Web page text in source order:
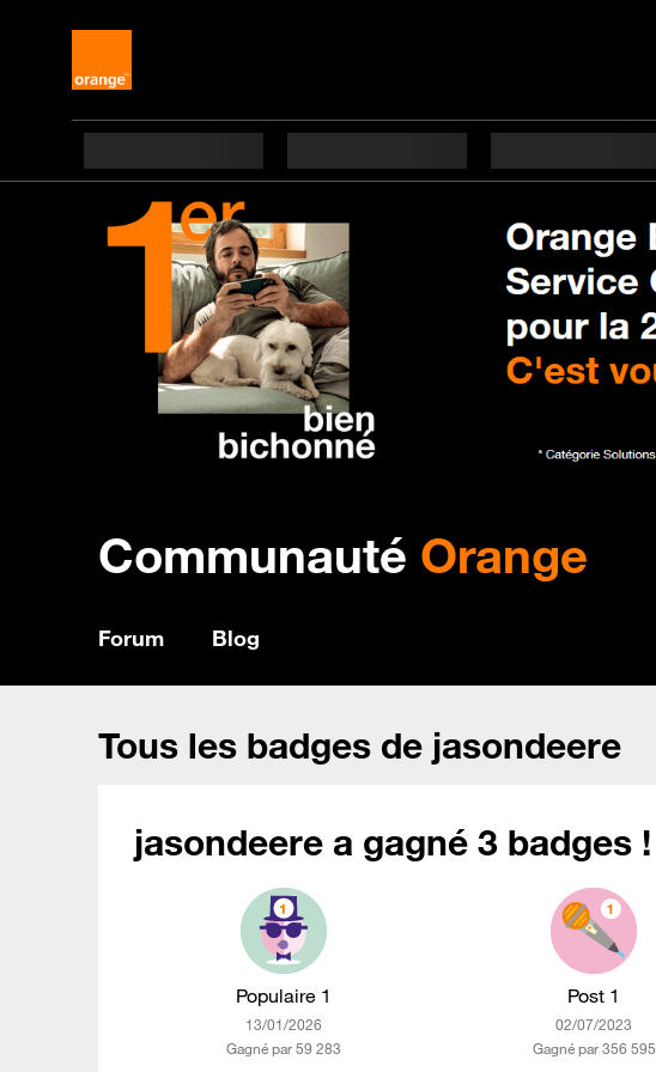
Communauté Orange
Forum Blog
Tous les badges de jasondeere
jasondeere a gagné 3 badges !
Populaire 1
‎13/01/2026
Gagné par 59 283
Post 1
‎02/07/2023
Gagné par 356 595